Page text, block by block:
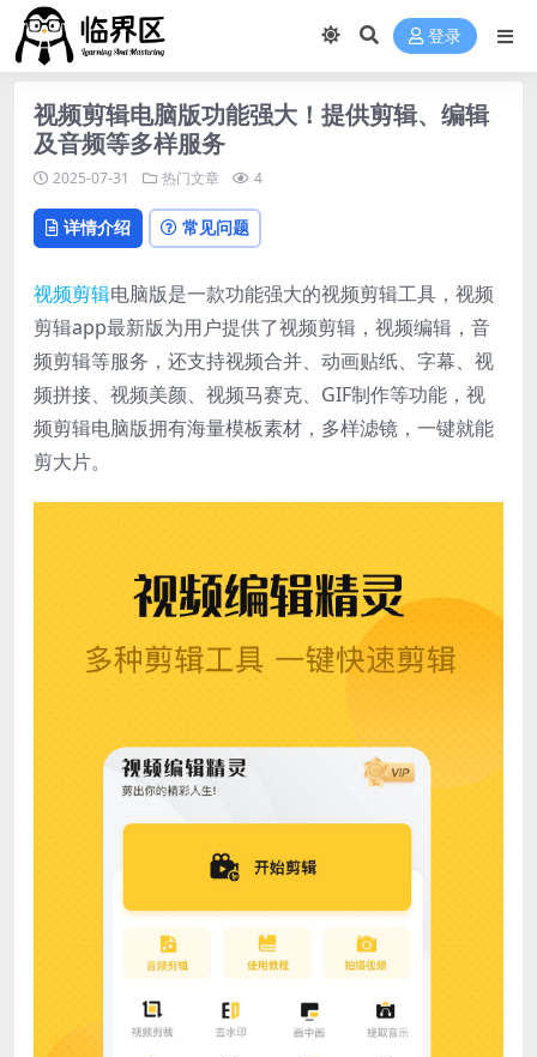
登录
视频剪辑电脑版功能强大！提供剪辑、编辑
及音频等多样服务
2025-07-31 热门文章 4
详情介绍 常见问题
视频剪辑电脑版是一款功能强大的视频剪辑工具，视频
剪辑app最新版为用户提供了视频剪辑，视频编辑，音
频剪辑等服务，还支持视频合并、动画贴纸、字幕、视
频拼接、视频美颜、视频马赛克、GIF制作等功能，视
频剪辑电脑版拥有海量模板素材，多样滤镜，一键就能
剪大片。